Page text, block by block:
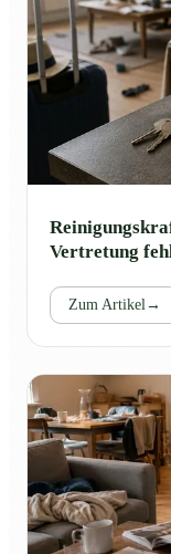
Vertretung
Zum Artikel→